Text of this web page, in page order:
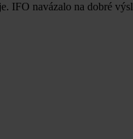
IFO navázalo na dobré